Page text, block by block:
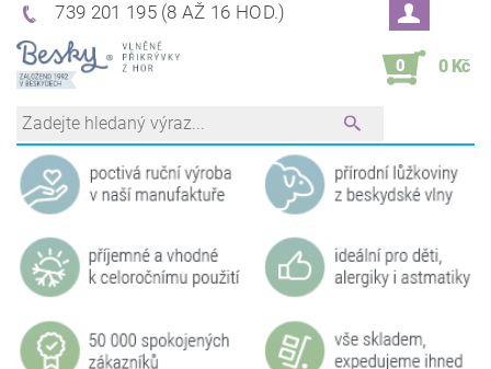
739 201 195 (8 AŽ 16 HOD.)
0 0 Kč